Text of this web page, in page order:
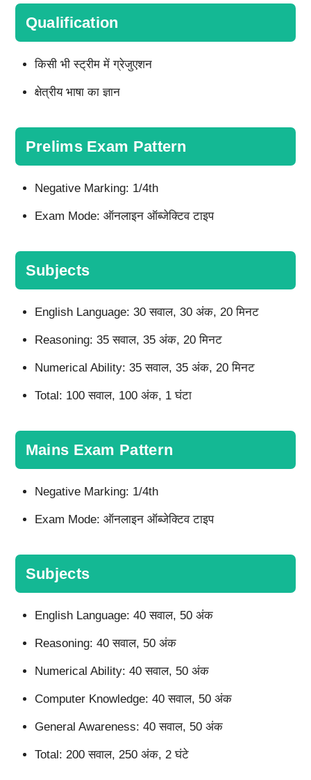
Qualification
किसी भी स्ट्रीम में ग्रेजुएशन
क्षेत्रीय भाषा का ज्ञान
Prelims Exam Pattern
Negative Marking: 1/4th
Exam Mode: ऑनलाइन ऑब्जेक्टिव टाइप
Subjects
English Language: 30 सवाल, 30 अंक, 20 मिनट
Reasoning: 35 सवाल, 35 अंक, 20 मिनट
Numerical Ability: 35 सवाल, 35 अंक, 20 मिनट
Total: 100 सवाल, 100 अंक, 1 घंटा
Mains Exam Pattern
Negative Marking: 1/4th
Exam Mode: ऑनलाइन ऑब्जेक्टिव टाइप
Subjects
English Language: 40 सवाल, 50 अंक
Reasoning: 40 सवाल, 50 अंक
Numerical Ability: 40 सवाल, 50 अंक
Computer Knowledge: 40 सवाल, 50 अंक
General Awareness: 40 सवाल, 50 अंक
Total: 200 सवाल, 250 अंक, 2 घंटे